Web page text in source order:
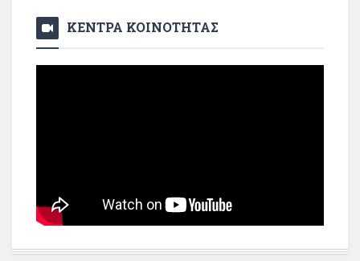
ΚΕΝΤΡΑ ΚΟΙΝΟΤΗΤΑΣ